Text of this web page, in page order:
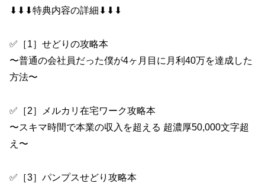
⬇︎⬇︎⬇︎特典内容の詳細⬇︎⬇︎⬇︎
✅［1］せどりの攻略本
〜普通の会社員だった僕が4ヶ月目に月利40万を達成した
方法〜
✅［2］メルカリ在宅ワーク攻略本
〜スキマ時間で本業の収入を超える 超濃厚50,000文字超
え〜
✅［3］パンプスせどり攻略本